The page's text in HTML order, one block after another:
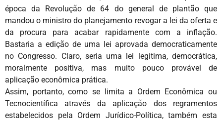
época da Revolução de 64 do general de plantão que
mandou o ministro do planejamento revogar a lei da oferta e
da procura para acabar rapidamente com a inflação.
Bastaria a edição de uma lei aprovada democraticamente
no Congresso. Claro, seria uma lei legitima, democrática,
moralmente positiva, mas muito pouco provável de
aplicação econômica prática.
Assim, portanto, como se limita a Ordem Econômica ou
Tecnocientífica através da aplicação dos regramentos
estabelecidos pela Ordem Jurídico-Política, também esta